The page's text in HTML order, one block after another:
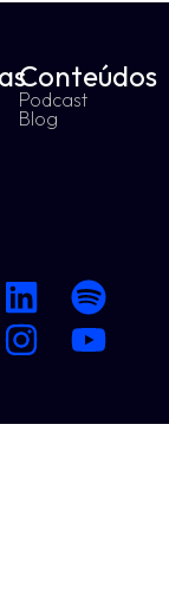
Conteúdos
Podcast
Blog